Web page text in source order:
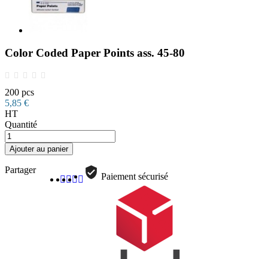
Color Coded Paper Points ass. 45-80
200 pcs
5,85 €
HT
Quantité
Ajouter au panier
Partager
Paiement sécurisé